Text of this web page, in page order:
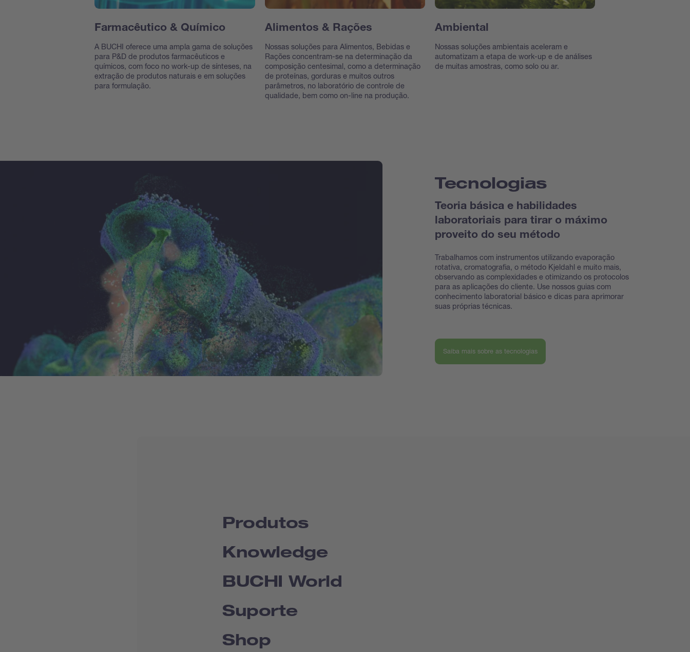
Farmacêutico & Químico
A BUCHI oferece uma ampla gama de soluções
para P&D de produtos farmacêuticos e
químicos, com foco no work-up de sínteses, na
extração de produtos naturais e em soluções
para formulação.
Alimentos & Rações
Nossas soluções para Alimentos, Bebidas e
Rações concentram-se na determinação da
composição centesimal, como a determinação
de proteínas, gorduras e muitos outros
parâmetros, no laboratório de controle de
qualidade, bem como on-line na produção.
Ambiental
Nossas soluções ambientais aceleram e
automatizam a etapa de work-up e de análises
de muitas amostras, como solo ou ar.
Tecnologias
Teoria básica e habilidades
laboratoriais para tirar o máximo
proveito do seu método
Trabalhamos com instrumentos utilizando evaporação
rotativa, cromatografia, o método Kjeldahl e muito mais,
observando as complexidades e otimizando os protocolos
para as aplicações do cliente. Use nossos guias com
conhecimento laboratorial básico e dicas para aprimorar
suas próprias técnicas.
Saiba mais sobre as tecnologias
Produtos
Knowledge
BUCHI World
Suporte
Shop